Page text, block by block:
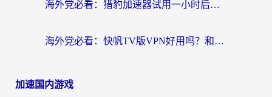
海外党必看：猎豹加速器试用一小时后，我终于找到无缝访问国内资源的正确姿势
海外党必看：快帆TV版VPN好用吗？和畅游VPN对比哪个回国效果更好？附实用选择指南
加速国内游戏